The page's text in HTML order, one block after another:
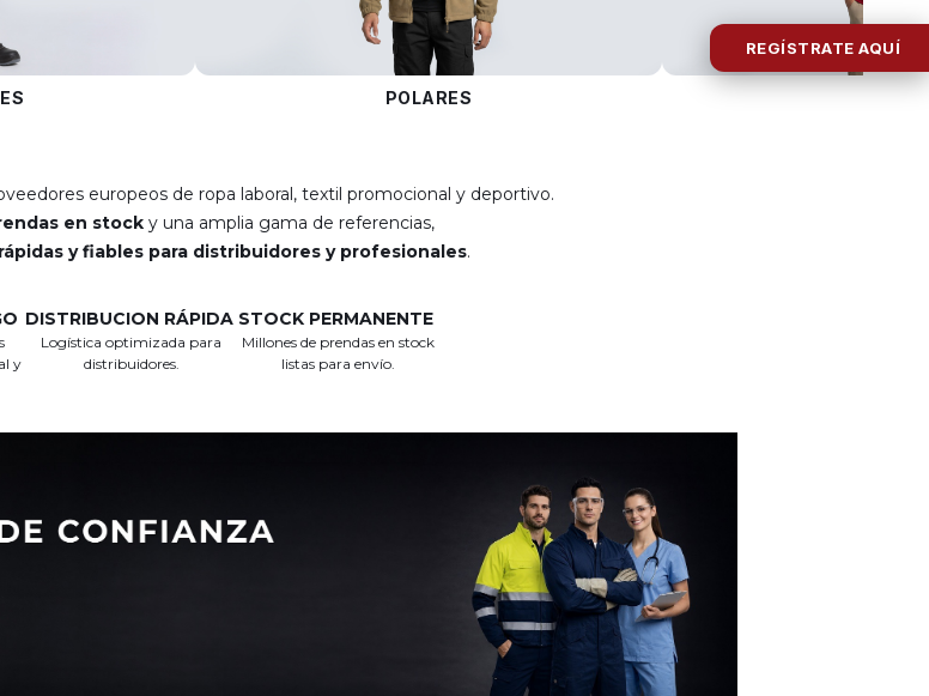
POLARES
europeos de ropa laboral, textil promocional y deportivo.
en stocky una amplia gama de referencias,
y fiables para distribuidores y profesionales.
y
DISTRIBUCION RÁPIDA
Logística optimizada para
distribuidores.
STOCK PERMANENTE
Millones de prendas en stock
listas para envío.
REGÍSTRATE AQUÍ